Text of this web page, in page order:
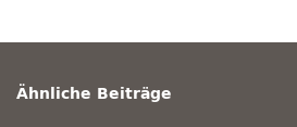
Ähnliche Beiträge